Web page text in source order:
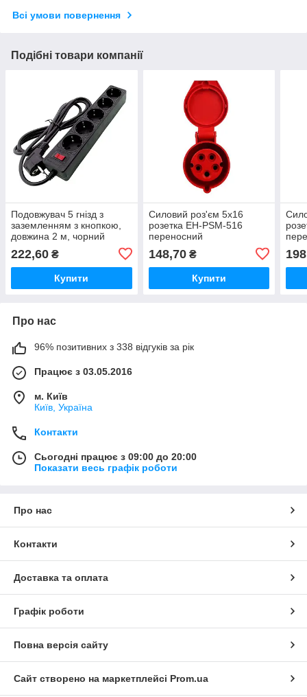
Всі умови повернення
Подібні товари компанії
Подовжувач 5 гнізд з
заземленням з кнопкою,
довжина 2 м, чорний
222,60 ₴
Купити
Силовий роз'єм 5х16
розетка EH-PSM-516
переносний
148,70₴
Купити
198
Про нас
96% позитивних з 338 відгуків за рік
Працює з 03.05.2016
м. Київ
Київ, Україна
Контакти
Сьогодні працює з 09:00 до 20:00
Показати весь графік роботи
Про нас
Контакти
Доставка та оплата
Графік роботи
Повна версія сайту
Сайт створено на маркетплейсі Prom.ua